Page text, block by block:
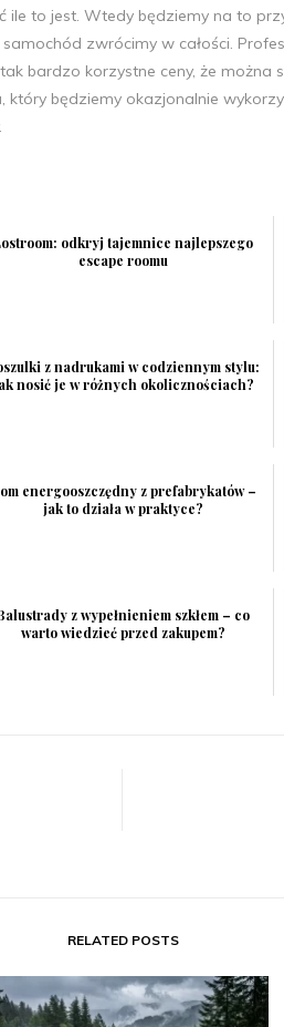
to jest. Wtedy będziemy na to
zwrócimy w całości.
bardzo korzystne ceny, że można
który będziemy okazjonalnie
odkryj tajemnice najlepszego
escape roomu
z nadrukami w codziennym stylu:
nosić je w różnych okolicznościach?
energooszczędny z prefabrykatów –
jak to działa w praktyce?
z wypełnieniem szkłem – co
warto wiedzieć przed zakupem?
RELATED POSTS